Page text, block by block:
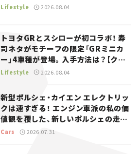
Lifestyle 2026.08.04
トヨタGRとスシローが初コラボ！ 寿
司ネタがモチーフの限定「GRミニカ
ー」4車種が登場。入手方法は？【クル
マとホビー】
Lifestyle 2026.08.04
新型ポルシェ・カイエン エレクトリッ
クは速すぎる！ エンジン車派の私の価
値観を覆した、新しいポルシェの走
り。
Cars 2026.07.31